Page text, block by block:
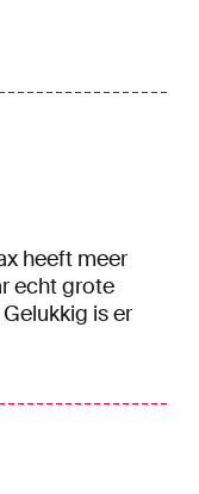
heeft meer
echt grote
is er